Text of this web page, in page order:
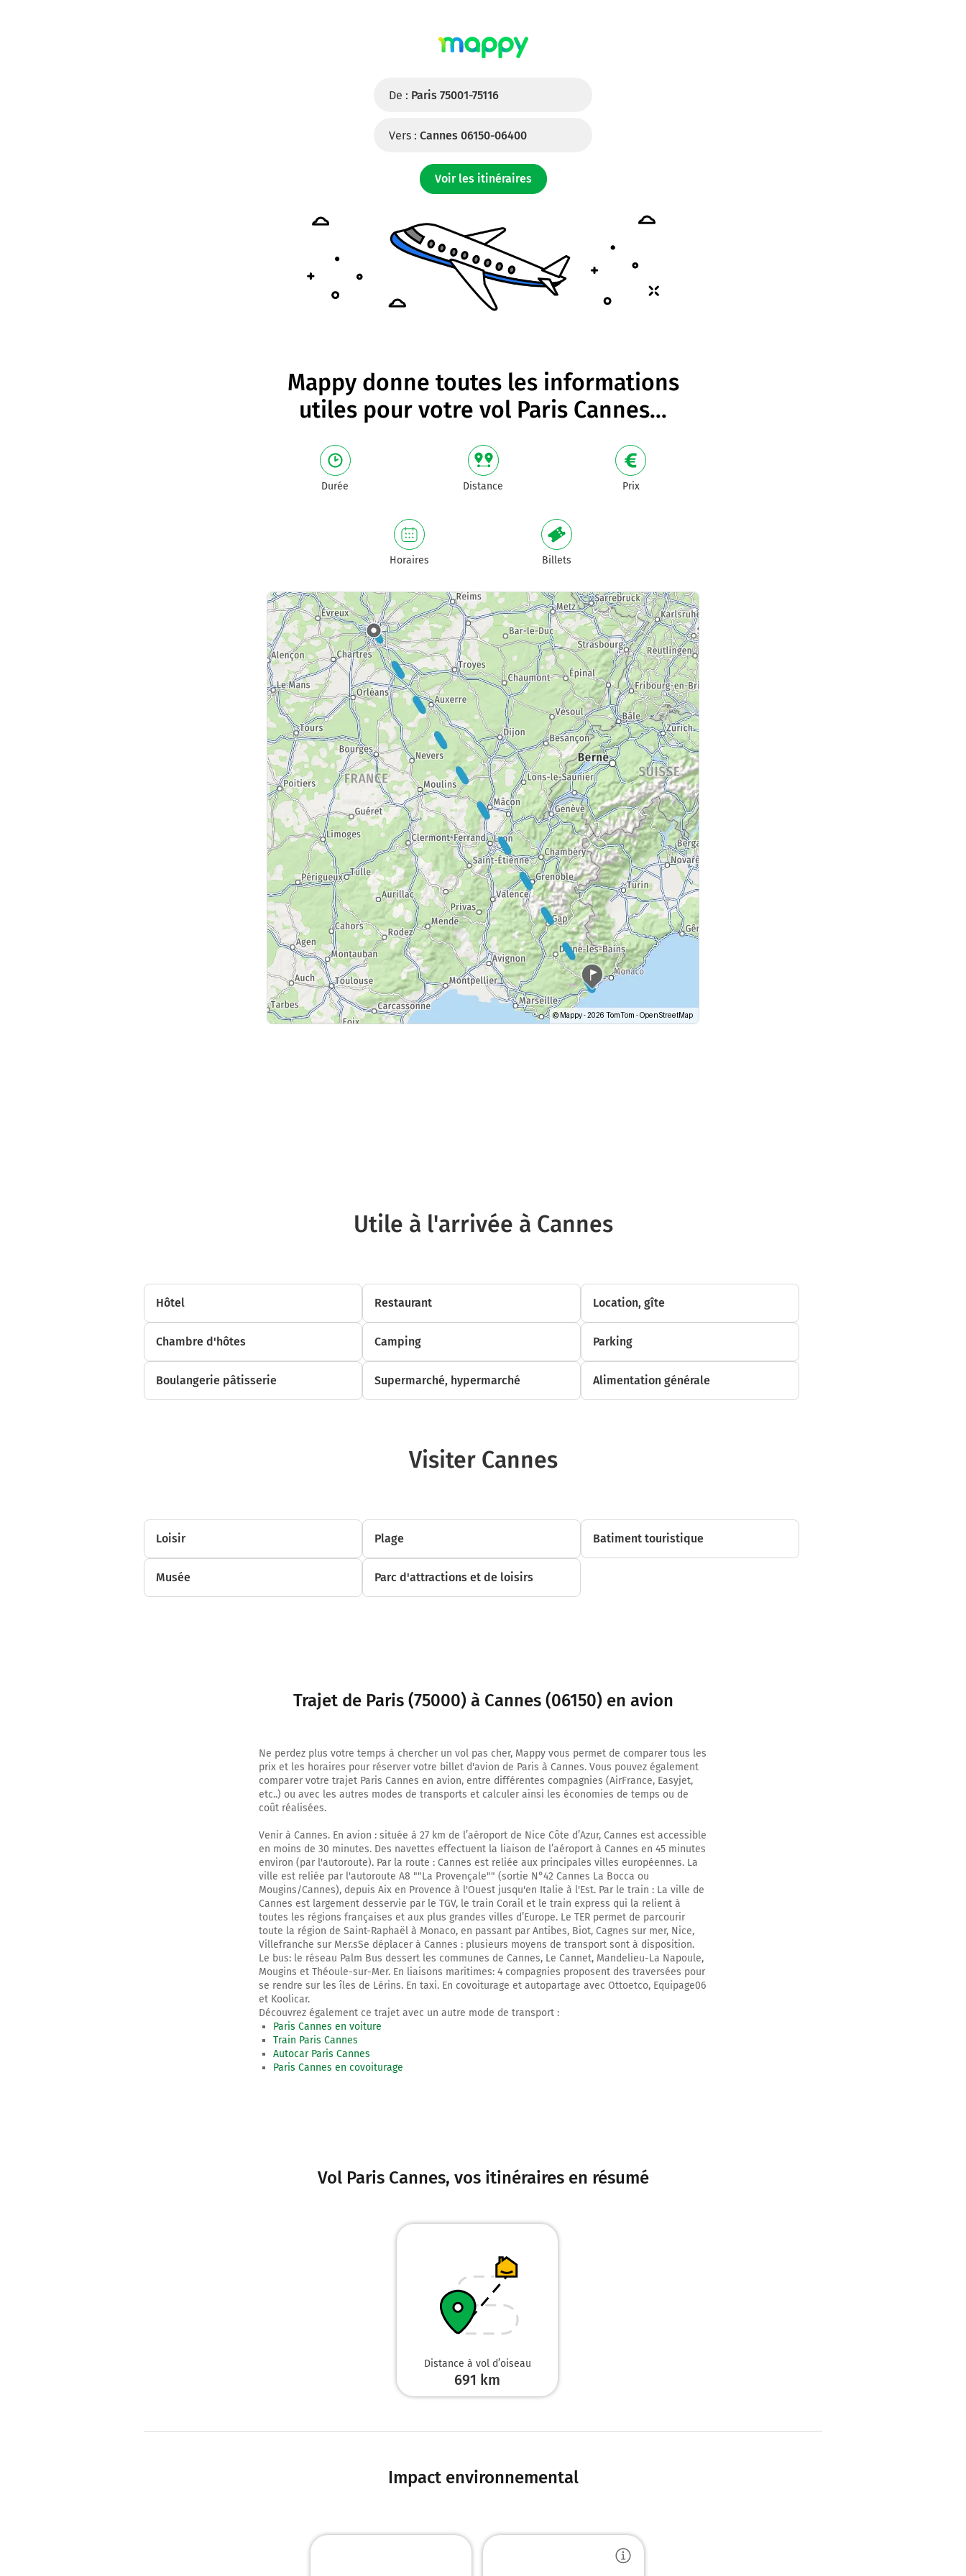
De : Paris 75001-75116
Vers : Cannes 06150-06400
Voir les itinéraires
Mappy donne toutes les informations
utiles pour votre vol Paris Cannes...
Durée Distance Prix
Horaires Billets
Utile à l'arrivée à Cannes
Hôtel Restaurant Location, gîte
Chambre d'hôtes Camping Parking
Boulangerie pâtisserie Supermarché, hypermarché Alimentation générale
Visiter Cannes
Loisir Plage Batiment touristique
Musée Parc d'attractions et de loisirs
Trajet de Paris (75000) à Cannes (06150) en avion
Ne perdez plus votre temps à chercher un vol pas cher, Mappy vous permet de comparer tous les
prix et les horaires pour réserver votre billet d'avion de Paris à Cannes. Vous pouvez également
comparer votre trajet Paris Cannes en avion, entre différentes compagnies (AirFrance, Easyjet,
etc..) ou avec les autres modes de transports et calculer ainsi les économies de temps ou de
coût réalisées.
Venir à Cannes. En avion : située à 27 km de l’aéroport de Nice Côte d’Azur, Cannes est accessible
en moins de 30 minutes. Des navettes effectuent la liaison de l’aéroport à Cannes en 45 minutes
environ (par l'autoroute). Par la route : Cannes est reliée aux principales villes européennes. La
ville est reliée par l'autoroute A8 ""La Provençale"" (sortie N°42 Cannes La Bocca ou
Mougins/Cannes), depuis Aix en Provence à l'Ouest jusqu'en Italie à l'Est. Par le train : La ville de
Cannes est largement desservie par le TGV, le train Corail et le train express qui la relient à
toutes les régions françaises et aux plus grandes villes d’Europe. Le TER permet de parcourir
toute la région de Saint-Raphaël à Monaco, en passant par Antibes, Biot, Cagnes sur mer, Nice,
Villefranche sur Mer.sSe déplacer à Cannes : plusieurs moyens de transport sont à disposition.
Le bus: le réseau Palm Bus dessert les communes de Cannes, Le Cannet, Mandelieu-La Napoule,
Mougins et Théoule-sur-Mer. En liaisons maritimes: 4 compagnies proposent des traversées pour
se rendre sur les îles de Lérins. En taxi. En covoiturage et autopartage avec Ottoetco, Equipage06
et Koolicar.
Découvrez également ce trajet avec un autre mode de transport :
Paris Cannes en voiture
Train Paris Cannes
Autocar Paris Cannes
Paris Cannes en covoiturage
Vol Paris Cannes, vos itinéraires en résumé
Distance à vol d’oiseau
691 km
Impact environnemental